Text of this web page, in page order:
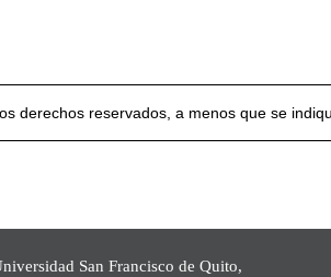
derechos reservados, a menos que se
San Francisco de Quito,